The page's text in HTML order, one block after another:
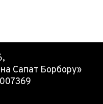
Сапат Борбору»